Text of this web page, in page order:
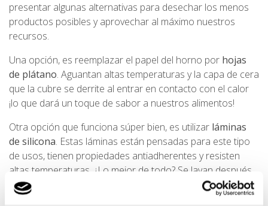
presentar algunas alternativas para desechar los menos
productos posibles y aprovechar al máximo nuestros
recursos.
Una opción, es reemplazar el papel del horno por hojas
de plátano. Aguantan altas temperaturas y la capa de cera
que la cubre se derrite al entrar en contacto con el calor
¡lo que dará un toque de sabor a nuestros alimentos!
Otra opción que funciona súper bien, es utilizar láminas
de silicona. Estas láminas están pensadas para este tipo
de usos, tienen propiedades antiadherentes y resisten
altas temperaturas. ¿Lo mejor de todo? Se lavan después
de cada uso para poder volver a utilizarlas una y otra vez
tras el horneado.